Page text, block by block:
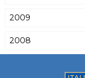
2009
2008